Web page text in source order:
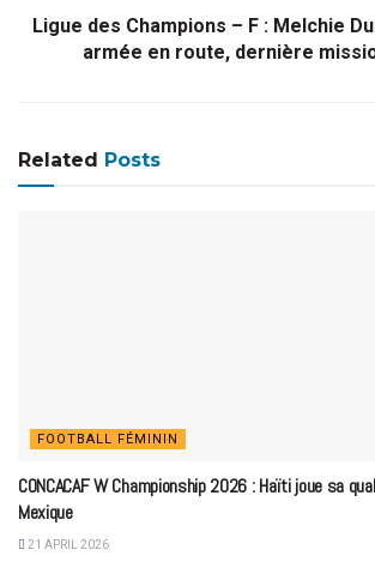
Ligue des Champions – F : Melchie
armée en route, dernière
Related Posts
FOOTBALL FÉMININ
CONCACAF W Championship 2026 : Haïti joue sa
Mexique
21 APRIL 2026